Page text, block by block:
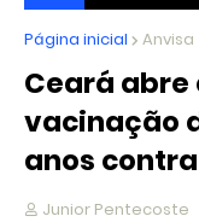
JORNALISMO
CRÍTICO
Página inicial Anvisa
Ceará
vacinação
anos
Junior Pentecoste